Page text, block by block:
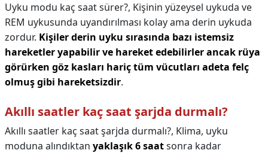
Uyku modu kaç saat sürer?, Kişinin yüzeysel uykuda ve
REM uykusunda uyandırılması kolay ama derin uykuda
zordur. Kişiler derin uyku sırasında bazı istemsiz
hareketler yapabilir ve hareket edebilirler ancak rüya
görürken göz kasları hariç tüm vücutları adeta felç
olmuş gibi hareketsizdir.
Akıllı saatler kaç saat şarjda durmalı?
Akıllı saatler kaç saat şarjda durmalı?, Klima, uyku
moduna alındıktan yaklaşık 6 saatsonra kadar